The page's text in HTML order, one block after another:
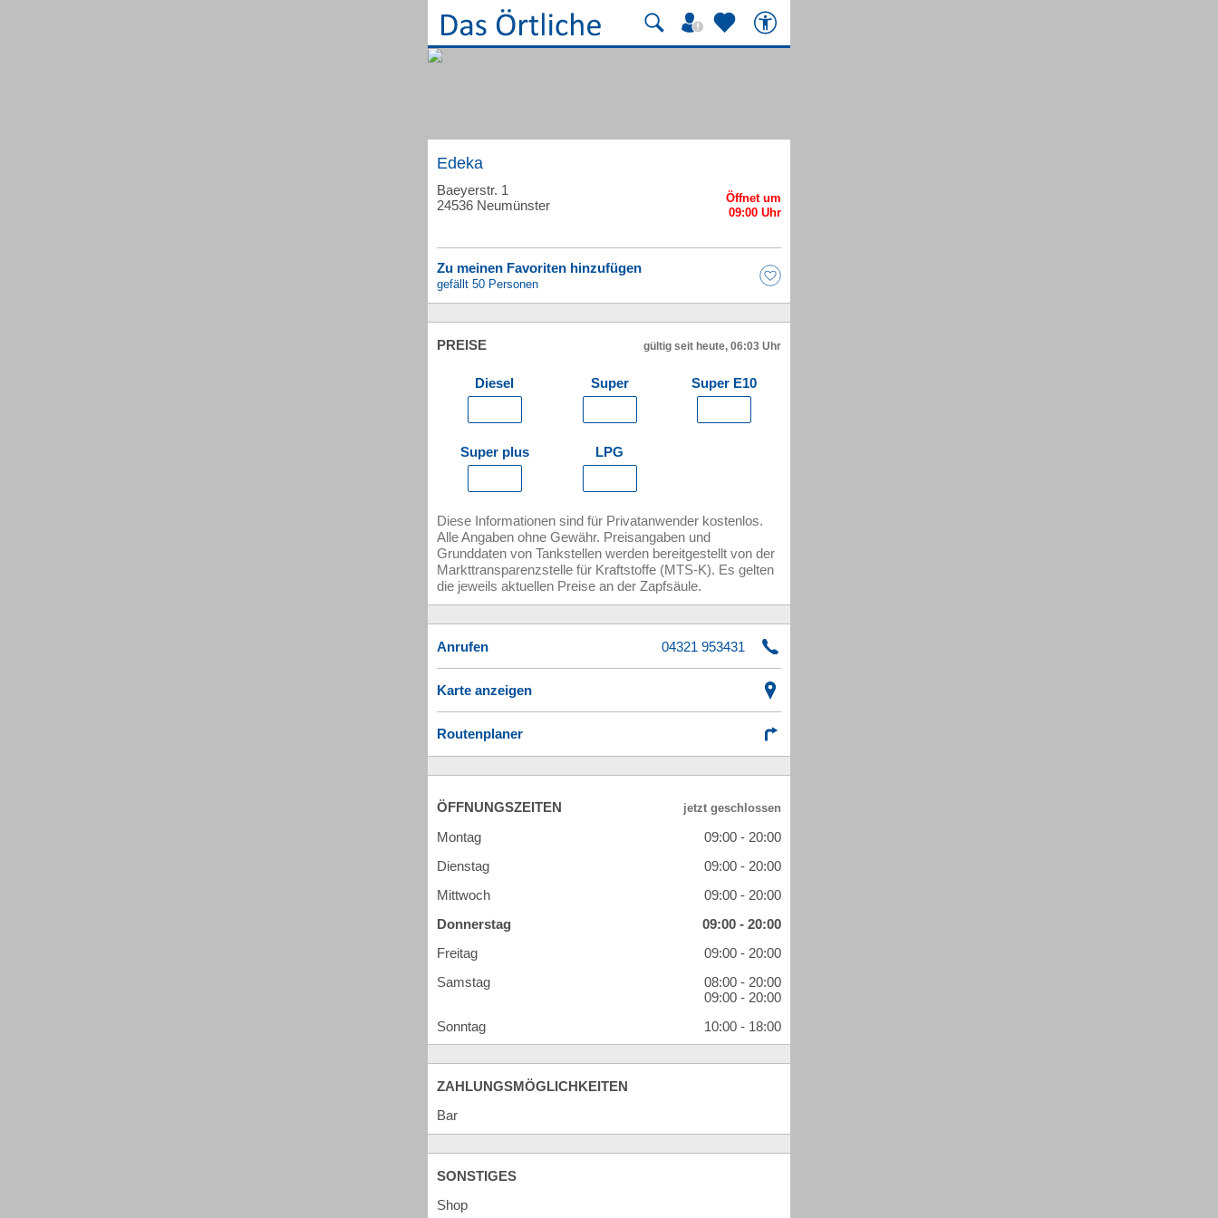
Edeka
Baeyerstr. 1
24536 Neumünster
Zu meinen Favoriten hinzufügen
gefällt 50 Personen
PREISE gültig seit heute, 06:03 Uhr
Diesel Super Super E10
Super plus LPG
Diese Informationen sind für Privatanwender kostenlos.
Alle Angaben ohne Gewähr. Preisangaben und
Grunddaten von Tankstellen werden bereitgestellt von der
Markttransparenzstelle für Kraftstoffe (MTS-K). Es gelten
die jeweils aktuellen Preise an der Zapfsäule.
Anrufen
Karte anzeigen
Routenplaner
ÖFFNUNGSZEITEN
Montag
09:00 - 20:00
Dienstag
09:00 - 20:00
Mittwoch
09:00 - 20:00
Donnerstag
09:00 - 20:00
Freitag
09:00 - 20:00
Samstag
08:00 - 20:00
09:00 - 20:00
Sonntag
10:00 - 18:00
ZAHLUNGSMÖGLICHKEITEN
Bar
SONSTIGES
Shop